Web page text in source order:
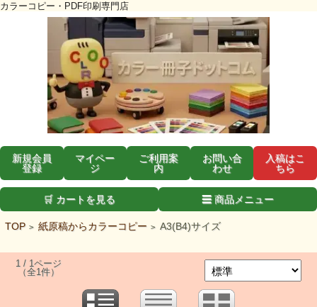
カラーコピー・PDF印刷専門店
新規会員
登録
マイペー
ジ
ご利用案
内
お問い合
わせ
入稿はこ
ちら
🛒 カートを見る ☰ 商品メニュー
TOP > 紙原稿からカラーコピー > A3(B4)サイズ
1 / 1ページ
（全1件）